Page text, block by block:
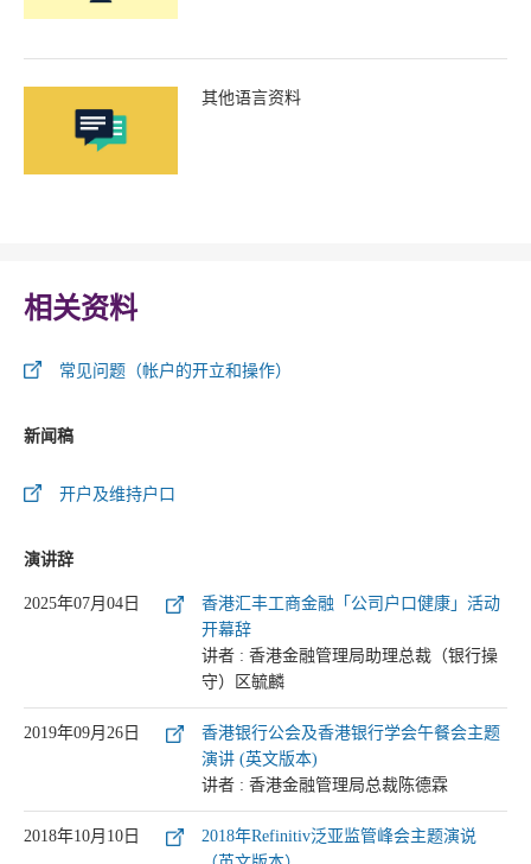
其他语言资料
相关资料
常见问题（帐户的开立和操作）
新闻稿
开户及维持户口
演讲辞
2025年07月04日
香港汇丰工商金融「公司户口健康」活动
开幕辞
讲者 : 香港金融管理局助理总裁（银行操
守）区毓麟
2019年09月26日
香港银行公会及香港银行学会午餐会主题
演讲 (英文版本)
讲者 : 香港金融管理局总裁陈德霖
2018年10月10日
2018年Refinitiv泛亚监管峰会主题演说